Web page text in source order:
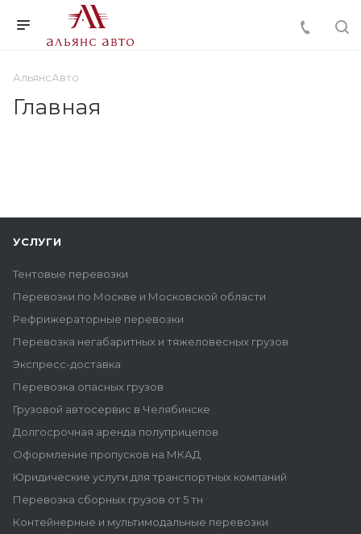
АльянсАвто
Главная
УСЛУГИ
Тентовые перевозки
Перевозки по Москве и Московской области
Рефрижераторные перевозки
Перевозка негабаритных и тяжеловесных грузов
Экспресс-доставка
Перевозка опасных грузов
Грузовой автосервис в Челябинске
Долгосрочная аренда полуприцепов
Оформление пропусков на МКАД
Юридические услуги для транспортных компаний
Перевозка сборных грузов от 5 тн
Контейнерные и мультимодальные перевозки